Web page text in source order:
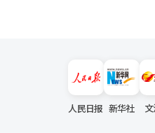
人民日报 新华社